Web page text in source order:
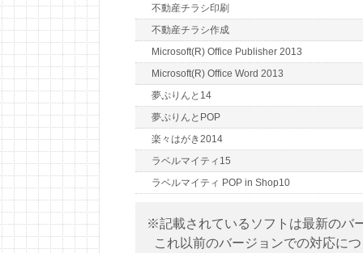
不動産チラシ印刷
不動産チラシ作成
Microsoft(R) Office Publisher 2013
Microsoft(R) Office Word 2013
夢ぷりんと14
夢ぷりんとPOP
楽々はがき2014
ラベルマイティ15
ラベルマイティ POP in Shop10
※記載されているソフトは最新のバ
これ以前のバージョンでの対応に